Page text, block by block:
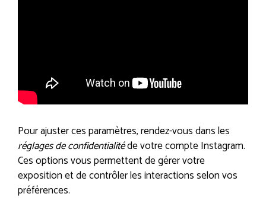
Pour ajuster ces paramètres, rendez-vous dans les
réglages de confidentialitéde votre compte Instagram.
Ces options vous permettent de gérer votre
exposition et de contrôler les interactions selon vos
préférences.